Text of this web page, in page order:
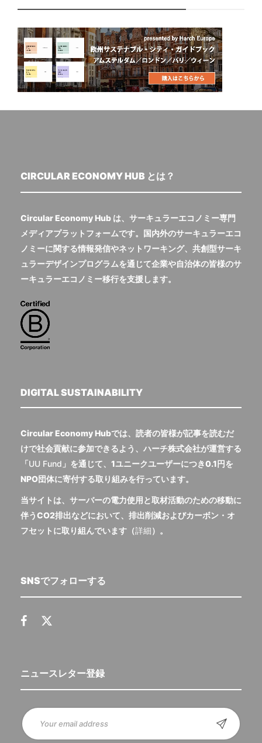
CIRCULAR ECONOMY HUB とは？
Circular Economy Hub は、サーキュラーエコノミー専門
メディアプラットフォームです。国内外のサーキュラーエコ
ノミーに関する情報発信やネットワーキング、共創型サーキ
ュラーデザインプログラムを通じて企業や自治体の皆様のサ
ーキュラーエコノミー移行を支援します。
DIGITAL SUSTAINABILITY
Circular Economy Hubでは、読者の皆様が記事を読むだ
けで社会貢献に参加できるよう、ハーチ株式会社が運営する
「UU Fund 」を通じて、1ユニークユーザーにつき0.1円を
NPO団体に寄付する取り組みを行っています。
当サイトは、サーバーの電力使用と取材活動のための移動に
伴うCO2排出などにおいて、排出削減およびカーボン・オ
フセットに取り組んでいます（詳細）。
SNSでフォローする
ニュースレター登録